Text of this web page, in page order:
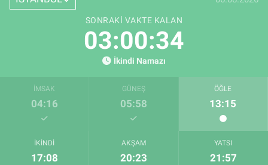
SONRAKI VAKTE KALAN
03:00:33
İkindi Namazı
İMSAK
04:16
GÜNEŞ
05:58
ÖĞLE
13:15
İKINDI
17:08
AKŞAM
20:23
YATSI
21:57